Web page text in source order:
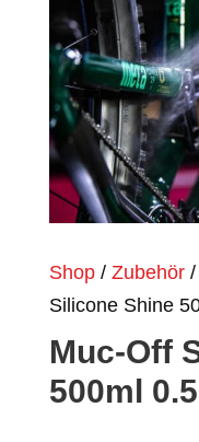
Shop/ Zubehör/
Silicone Shine
Muc-Off
500ml